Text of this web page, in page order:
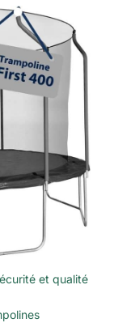
et qualité